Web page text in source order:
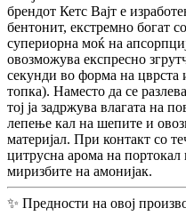
брендот Кетс Вајт е
бентонит, екстремно богат
супериорна моќ на
овозможува експресно
секунди во форма на цврста
топка). Наместо да се
тој ја задржува влагата на
лепење кал на шепите и
материјал. При контакт со
цитрусна арома на портокал
миризбите на амонијак.
✨ Предности на овој